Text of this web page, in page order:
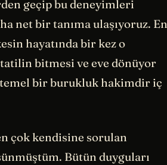
geçip bu deneyimleri
net bir tanıma ulaşıyoruz. En
hayatında bir kez o
bitmesi ve eve dönüyor
bir burukluk hakimdir iç
çok kendisine sorulan
Bütün duyguları